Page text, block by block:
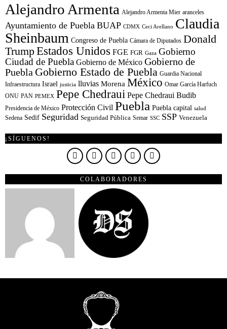
Alejandro Armenta Alejandro Armenta Mier aranceles
Ayuntamiento de Puebla BUAP CDMX Ceci Arellano Claudia
Sheinbaum Congreso de Puebla Cámara de Diputados Donald
TrumpEstados Unidos FGE FGR Gaza Gobierno
Ciudad de Puebla Gobierno de México Gobierno de
Puebla Gobierno Estado de Puebla Guardia Nacional
Infraestructura Israel justicia lluvias Morena México Omar García Harfuch
ONU PAN PEMEX Pepe Chedraui Pepe Chedraui Budib
Presidencia de México Protección Civil Puebla Puebla capital salud
Sedena Sedif Seguridad Seguridad Pública Semar SSC SSP Venezuela
¡SÍGUENOS!
COLABORADORES